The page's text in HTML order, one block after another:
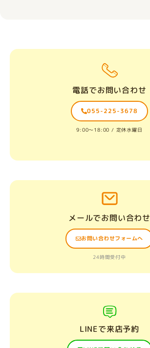
電話でお問い合わせ
055-225-3678
9:00〜18:00 / 定休水曜日
メールでお問い合わせ
お問い合わせフォームへ
24時間受付中
LINEで来店予約